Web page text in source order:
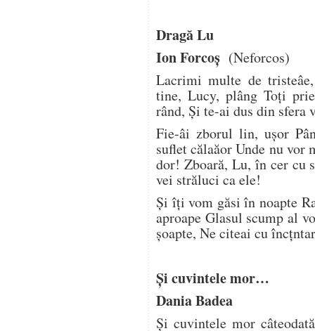
Dragă Lu
Ion Forcoş (Neforcos)
Lacrimi multe de
tine, Lucy, plâng Toți
rând, Și te-ai dus din
Fie-âi zborul lin, ușor
suflet călaăor Unde nu
dor! Zboară, Lu, în cer cu
vei străluci ca ele!
Și îți vom găsi în noapte
aproape Glasul scump al
șoapte, Ne citeai cu
Și cuvintele mor…
Dania Badea
Și cuvintele mor